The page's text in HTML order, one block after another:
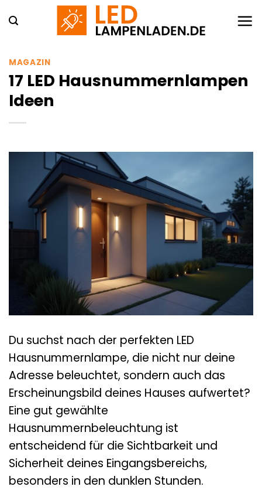
Inhalt
MAGAZIN
17 LED Hausnummernlampen
Ideen
Du suchst nach der perfekten LED
Hausnummernlampe, die nicht nur deine
Adresse beleuchtet, sondern auch das
Erscheinungsbild deines Hauses aufwertet?
Eine gut gewählte
Hausnummernbeleuchtung ist
entscheidend für die Sichtbarkeit und
Sicherheit deines Eingangsbereichs,
besonders in den dunklen Stunden.